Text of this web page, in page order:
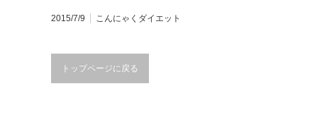
2015/7/9 こんにゃくダイエット
トップページに戻る